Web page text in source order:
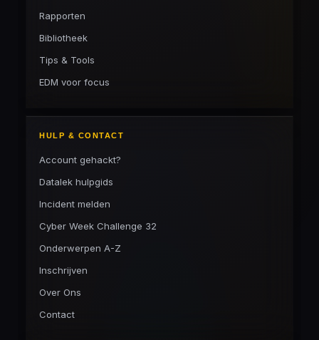
Rapporten
Bibliotheek
Tips & Tools
EDM voor focus
HULP & CONTACT
Account gehackt?
Datalek hulpgids
Incident melden
Cyber Week Challenge 32
Onderwerpen A-Z
Inschrijven
Over Ons
Contact